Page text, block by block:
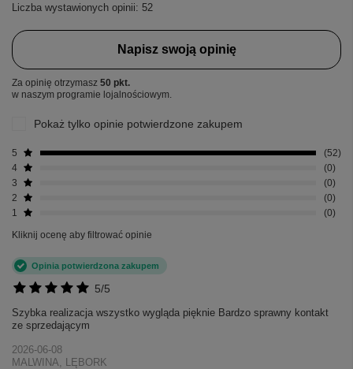
Liczba wystawionych opinii: 52
Napisz swoją opinię
Za opinię otrzymasz 50 pkt.
w naszym programie lojalnościowym.
Pokaż tylko opinie potwierdzone zakupem
5
52
4
0
3
0
2
0
1
0
Kliknij ocenę aby filtrować opinie
5/5
Opinia potwierdzona zakupem
Szybka realizacja wszystko wygląda pięknie Bardzo sprawny kontakt
ze sprzedającym
2026-06-08
MALWINA, LĘBORK